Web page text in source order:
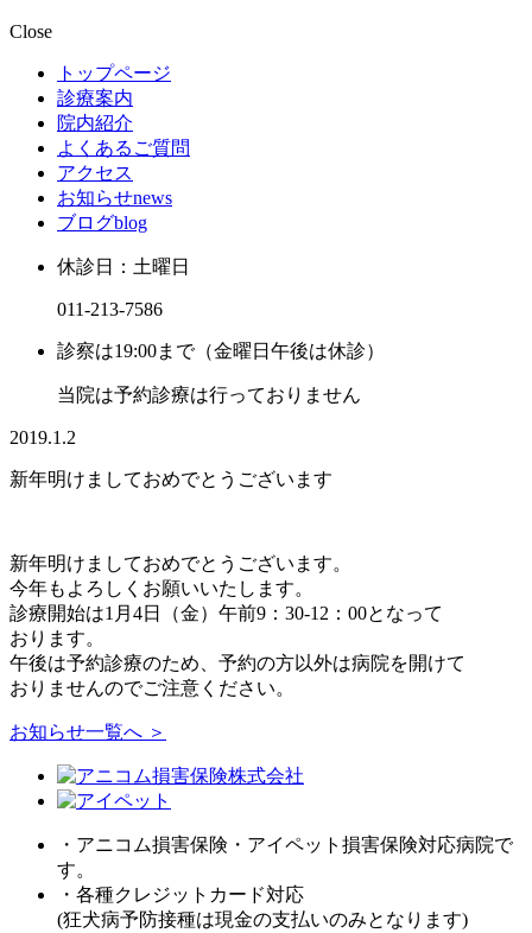
Close
トップページ
診療案内
院内紹介
よくあるご質問
アクセス
お知らせnews
ブログblog
休診日：土曜日
011-213-7586
診察は19:00まで（金曜日午後は休診）
当院は予約診療は行っておりません
2019.1.2
新年明けましておめでとうございます
新年明けましておめでとうございます。
今年もよろしくお願いいたします。
診療開始は1月4日（金）午前9：30-12：00となって
おります。
午後は予約診療のため、予約の方以外は病院を開けて
おりませんのでご注意ください。
お知らせ一覧へ ＞
・アニコム損害保険・アイペット損害保険対応病院で
す。
・各種クレジットカード対応
(狂犬病予防接種は現金の支払いのみとなります)